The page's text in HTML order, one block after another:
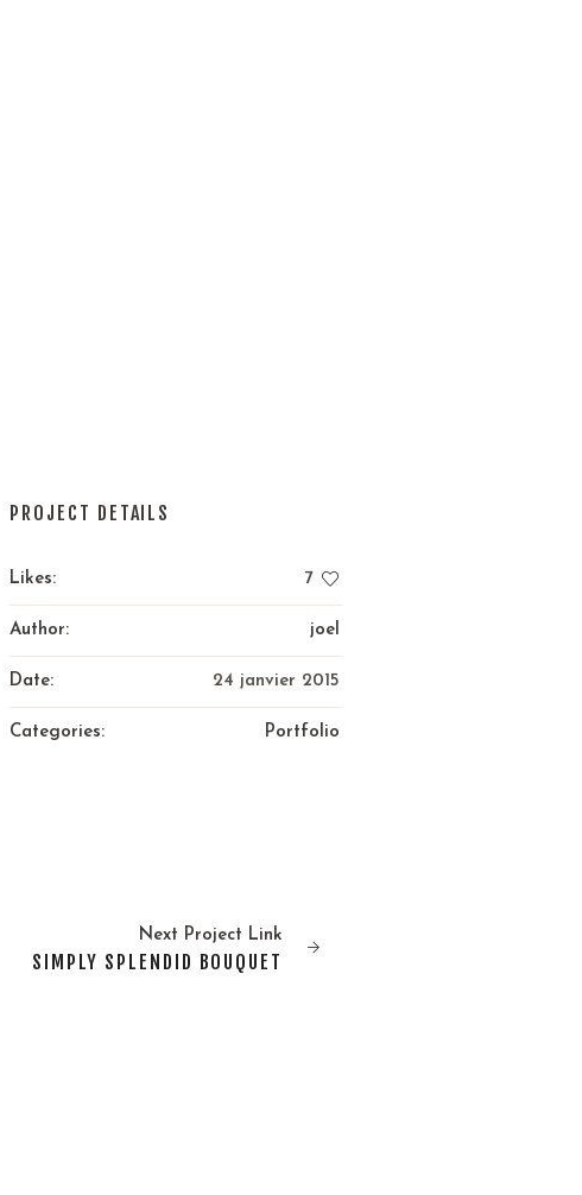
PROJECT DETAILS
Likes: 7
Author: joel
Date: 24 janvier 2015
Categories: Portfolio
Next Project Link
SIMPLY SPLENDID BOUQUET